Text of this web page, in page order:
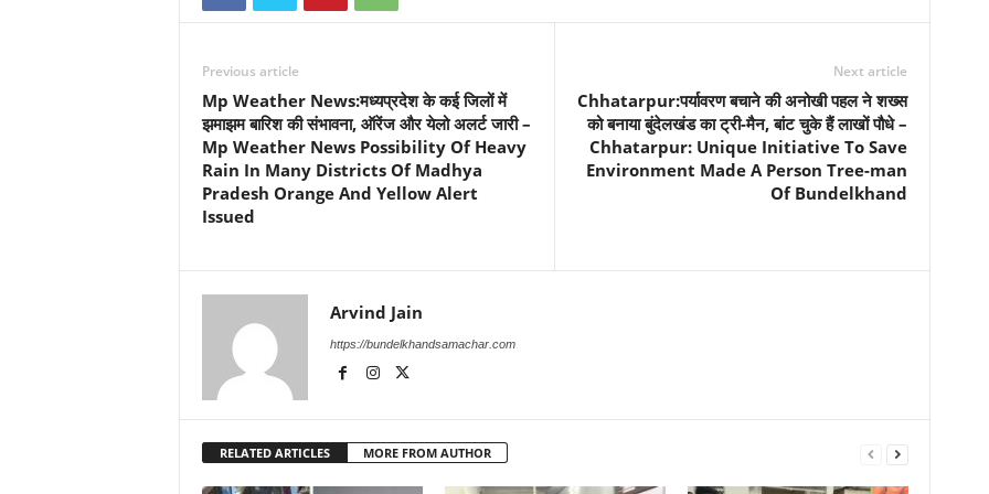
Previous article
Mp Weather News:मध्यप्रदेश के कई जिलों में
झमाझम बारिश की संभावना, ऑरेंज और येलो अलर्ट जारी –
Mp Weather News Possibility Of Heavy
Rain In Many Districts Of Madhya
Pradesh Orange And Yellow Alert
Issued
Next article
Chhatarpur:पर्यावरण बचाने की अनोखी पहल ने शख्स
को बनाया बुंदेलखंड का ट्री-मैन, बांट चुके हैं लाखों पौधे –
Chhatarpur: Unique Initiative To Save
Environment Made A Person Tree-man
Of Bundelkhand
Arvind Jain
https://bundelkhandsamachar.com
RELATED ARTICLES MORE FROM AUTHOR